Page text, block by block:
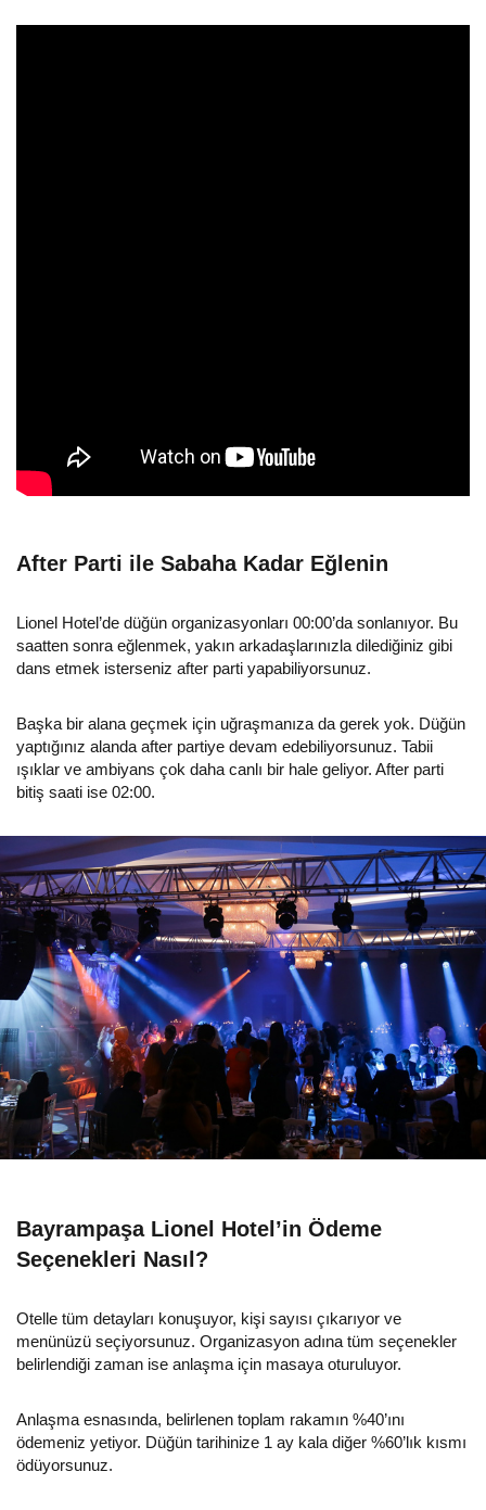
After Parti ile Sabaha Kadar Eğlenin
Lionel Hotel’de düğün organizasyonları 00:00’da sonlanıyor. Bu
saatten sonra eğlenmek, yakın arkadaşlarınızla dilediğiniz gibi
dans etmek isterseniz after parti yapabiliyorsunuz.
Başka bir alana geçmek için uğraşmanıza da gerek yok. Düğün
yaptığınız alanda after partiye devam edebiliyorsunuz. Tabii
ışıklar ve ambiyans çok daha canlı bir hale geliyor. After parti
bitiş saati ise 02:00.
Bayrampaşa Lionel Hotel’in Ödeme
Seçenekleri Nasıl?
Otelle tüm detayları konuşuyor, kişi sayısı çıkarıyor ve
menünüzü seçiyorsunuz. Organizasyon adına tüm seçenekler
belirlendiği zaman ise anlaşma için masaya oturuluyor.
Anlaşma esnasında, belirlenen toplam rakamın %40’ını
ödemeniz yetiyor. Düğün tarihinize 1 ay kala diğer %60’lık kısmı
ödüyorsunuz.